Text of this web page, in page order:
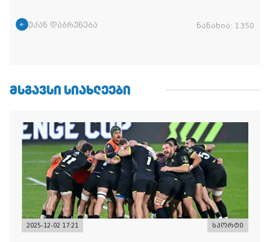
უკან დაბრუნება ნანახია: 1350
ᲛᲡᲒᲐᲕᲡᲘ ᲡᲘᲐᲮᲚᲔᲔᲑᲘ
2025-12-02 17:21 სპორტი